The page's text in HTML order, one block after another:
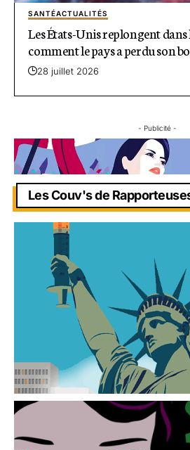
SANTÉACTUALITÉS
Les États-Unis replongent dans
comment le pays a perdu son
28 juillet 2026
- Publicité -
Les Couv's de